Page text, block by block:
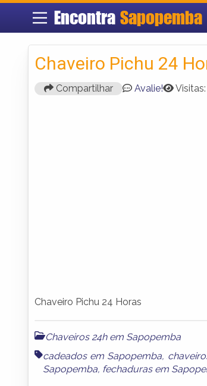
Encontra Sapopemba
Chaveiro Pichu 24
Compartilhar Avalie!
Chaveiro Pichu 24 Horas
Chaveiros 24h em Sapopemba
cadeados em Sapopemba,
Sapopemba, fechaduras em